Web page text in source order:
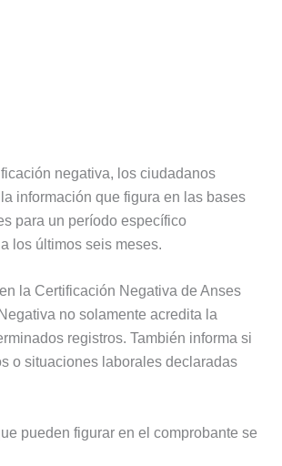
negativa, los ciudadanos
información que figura en las bases
para un período específico
los últimos seis meses.
la Certificación Negativa de Anses
no solamente acredita la
registros. También informa si
o situaciones laborales declaradas
pueden figurar en el comprobante se